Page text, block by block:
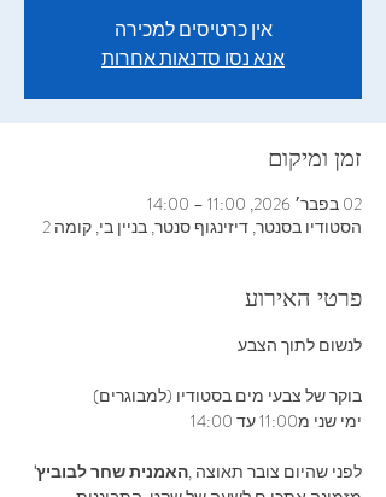
אין כרטיסים למכירה
אנא נסו סדנאות אחרות
זמן ומיקום
02 בפבר׳ 2026, 11:00 – 14:00
הסטודיו בסנטר, דיזינגוף סנטר, בניין בי, קומה 2
פרטי האירוע
לנשום‭ ‬לתוך‭ ‬הצבע
בוקר‭ ‬של‭ ‬צבעי‭ ‬מים‭ ‬בסטודיו (למבוגרים)
ימי‭ ‬שני‭ ‬מ11:00 עד 14:00
לפני‭ ‬שהיום‭ ‬צובר‭ ‬תאוצה‭, ‬האמנית‭ ‬שחר‭ ‬לבוביץ'